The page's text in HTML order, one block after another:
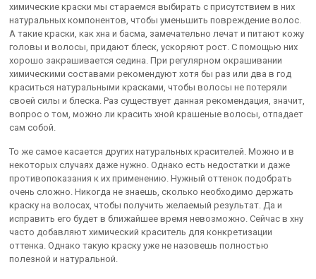
химические краски мы стараемся выбирать с присутствием в них
натуральных компонентов, чтобы уменьшить повреждение волос.
А такие краски, как хна и басма, замечательно лечат и питают кожу
головы и волосы, придают блеск, ускоряют рост. С помощью них
хорошо закрашивается седина. При регулярном окрашивании
химическими составами рекомендуют хотя бы раз или два в год
краситься натуральными красками, чтобы волосы не потеряли
своей силы и блеска. Раз существует данная рекомендация, значит,
вопрос о том, можно ли красить хной крашеные волосы, отпадает
сам собой.
То же самое касается других натуральных красителей. Можно и в
некоторых случаях даже нужно. Однако есть недостатки и даже
противопоказания к их применению. Нужный оттенок подобрать
очень сложно. Никогда не знаешь, сколько необходимо держать
краску на волосах, чтобы получить желаемый результат. Да и
исправить его будет в ближайшее время невозможно. Сейчас в хну
часто добавляют химический краситель для конкретизации
оттенка. Однако такую краску уже не назовешь полностью
полезной и натуральной.